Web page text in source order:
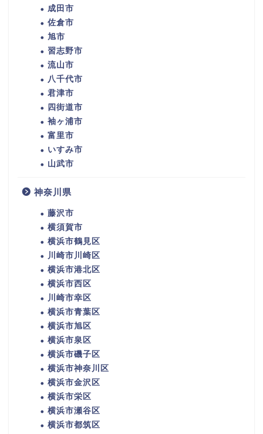
成田市
佐倉市
旭市
習志野市
流山市
八千代市
君津市
四街道市
袖ヶ浦市
富里市
いすみ市
山武市
神奈川県
藤沢市
横須賀市
横浜市鶴見区
川崎市川崎区
横浜市港北区
横浜市西区
川崎市幸区
横浜市青葉区
横浜市旭区
横浜市泉区
横浜市磯子区
横浜市神奈川区
横浜市金沢区
横浜市栄区
横浜市瀬谷区
横浜市都筑区